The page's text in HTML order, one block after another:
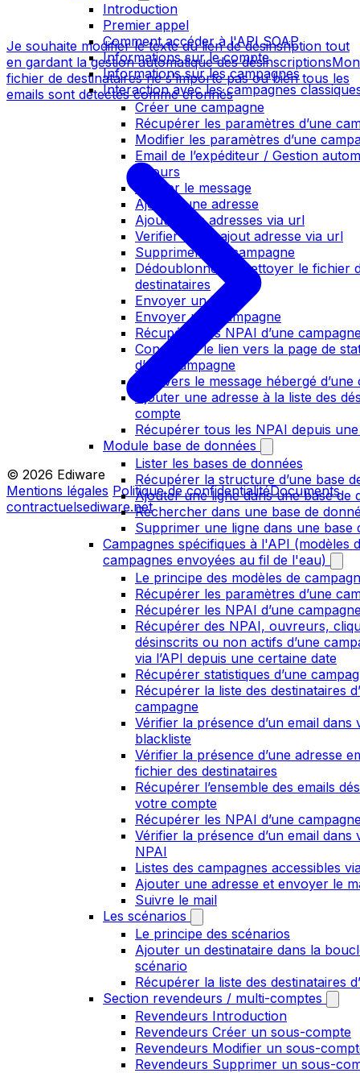
Introduction
Premier appel
Comment accéder à l'API SOAP
Informations sur le compte
Informations sur les campagnes
Interaction avec les campagnes
Créer une campagne
Récupérer les paramètres d’une
Modifier les paramètres d’une
Email de l’expéditeur / Gestion
retours
Ajouter le message
Ajouter une adresse
Ajouter des adresses via url
Verifier statut ajout adresse via url
Supprimer une campagne
Dédoublonner et nettoyer le fichier
destinataires
Envoyer un BAT
Envoyer une campagne
Récupérer les NPAI d’une
Construire le lien vers la page de
d’une campagne
Lien vers le message hébergé
Ajouter une adresse à la liste des
compte
Récupérer tous les NPAI depuis
Module base de données
Lister les bases de données
Récupérer la structure d’une base
Ajouter une ligne dans une base de
Rechercher dans une base de
Supprimer une ligne dans une base
Campagnes spécifiques à l'API (modèles
campagnes envoyées au fil de l'eau)
Le principe des modèles de
Récupérer les paramètres d’une
Récupérer les NPAI d’une
Récupérer des NPAI, ouvreurs,
désinscrits ou non actifs d’une
via l’API depuis une certaine date
Récupérer statistiques d’une
Récupérer la liste des destinataires
campagne
Vérifier la présence d’un email dans
blackliste
Vérifier la présence d’une adresse
fichier des destinataires
Récupérer l’ensemble des emails
votre compte
Récupérer les NPAI d’une
Vérifier la présence d’un email dans
NPAI
Listes des campagnes accessibles
Ajouter une adresse et envoyer le
Suivre le mail
Les scénarios
Le principe des scénarios
Ajouter un destinataire dans la
scénario
Récupérer la liste des destinataires
Section revendeurs / multi-comptes
Revendeurs Introduction
Revendeurs Créer un sous-compte
Revendeurs Modifier un sous-
Revendeurs Supprimer un sous-
Je souhaite modifier le texte du lien de désinsription tout
en gardant la gestion automatique des désinscriptionsMon
fichier de destinataires ne s'importe pas ou bien tous les
emails sont détectés comme eronnés
© 2026 Ediware
Mentions légales Politique de confidentialitéDocuments
contractuelsediware.net